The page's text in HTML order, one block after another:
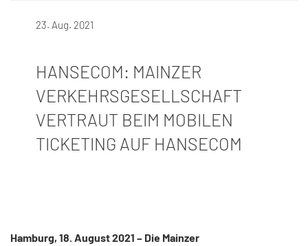
23. Aug. 2021
HANSECOM: MAINZER
VERKEHRSGESELLSCHAFT
VERTRAUT BEIM MOBILEN
TICKETING AUF HANSECOM
Hamburg, 18. August 2021 – Die Mainzer